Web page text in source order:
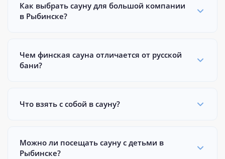
Как выбрать сауну для большой компании
в Рыбинске?
Чем финская сауна отличается от русской
бани?
Что взять с собой в сауну?
Можно ли посещать сауну с детьми в
Рыбинске?